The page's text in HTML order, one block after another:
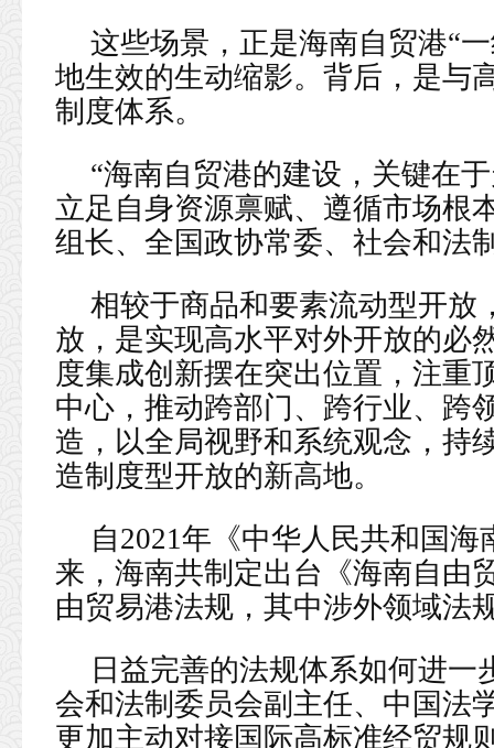
这些场景，正是海南自贸港“
地生效的生动缩影。背后，是与
制度体系。
“海南自贸港的建设，关键在
立足自身资源禀赋、遵循市场根
组长、全国政协常委、社会和法
相较于商品和要素流动型开放
放，是实现高水平对外开放的必
度集成创新摆在突出位置，注重
中心，推动跨部门、跨行业、跨
造，以全局视野和系统观念，持
造制度型开放的新高地。
自2021年《中华人民共和国
来，海南共制定出台《海南自由
由贸易港法规，其中涉外领域法
日益完善的法规体系如何进
会和法制委员会副主任、中国法
更加主动对接国际高标准经贸规